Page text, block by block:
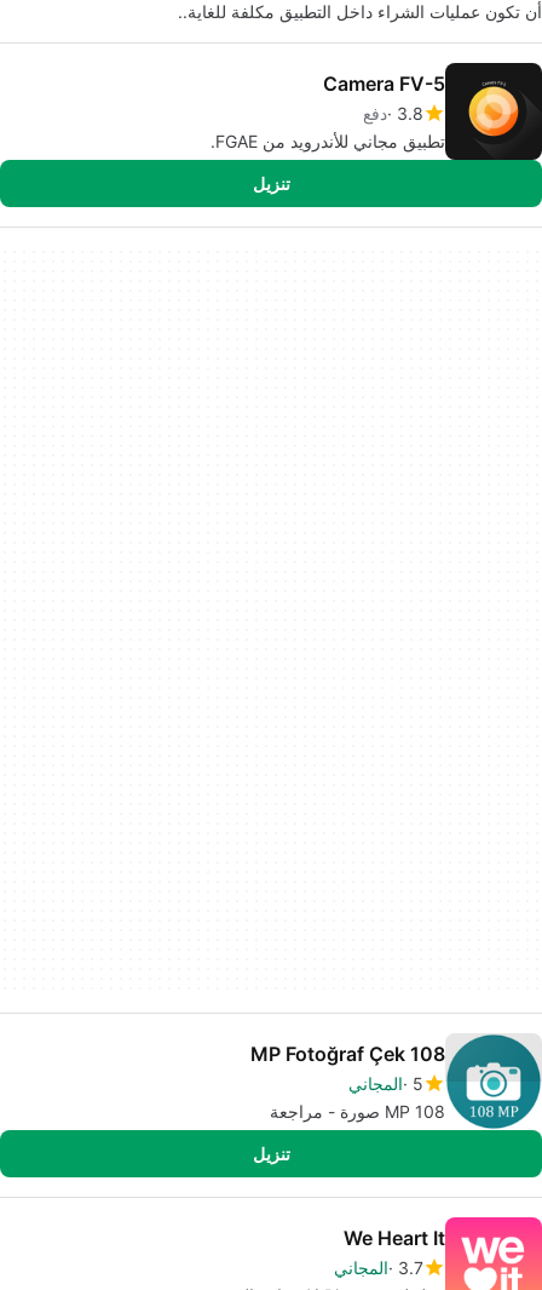
أن تكون عمليات الشراء داخل التطبيق مكلفة للغاية..
Camera FV-5
3.8 دفع
تطبيق مجاني للأندرويد من FGAE.
تنزيل
108 MP Fotoğraf Çek
5 المجاني
108 MP صورة - مراجعة
تنزيل
We Heart It
3.7 المجاني